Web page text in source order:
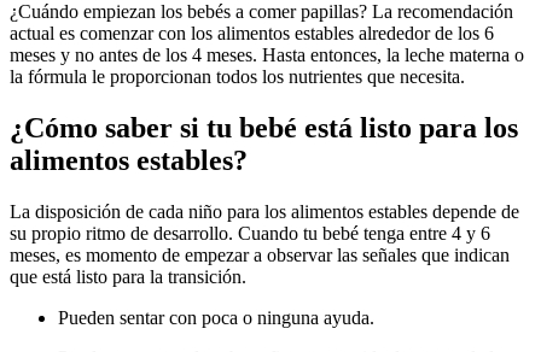
¿Cuándo empiezan los bebés a comer papillas? La recomendación
actual es comenzar con los alimentos estables alrededor de los 6
meses y no antes de los 4 meses. Hasta entonces, la leche materna o
la fórmula le proporcionan todos los nutrientes que necesita.
¿Cómo saber si tu bebé está listo para los
alimentos estables?
La disposición de cada niño para los alimentos estables depende de
su propio ritmo de desarrollo. Cuando tu bebé tenga entre 4 y 6
meses, es momento de empezar a observar las señales que indican
que está listo para la transición.
Pueden sentar con poca o ninguna ayuda.